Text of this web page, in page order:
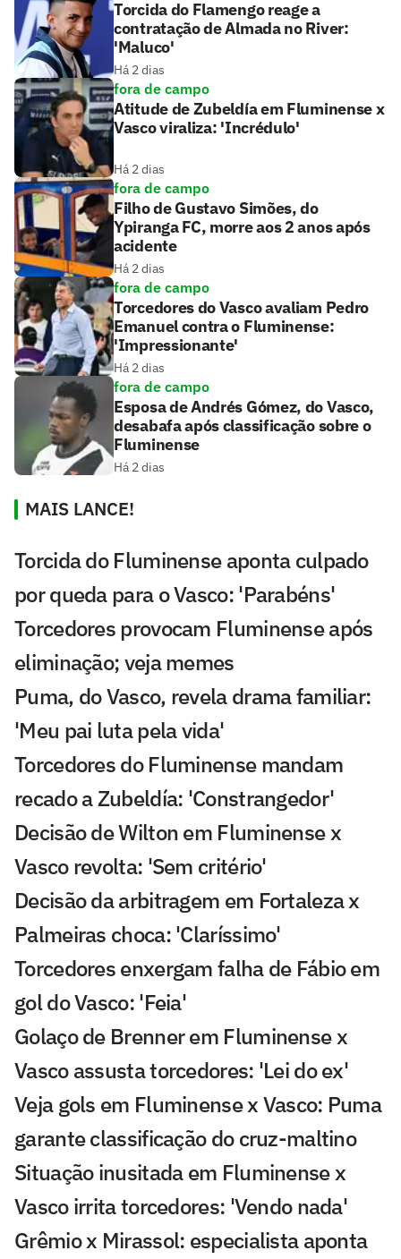
Torcida do Flamengo reage a
contratação de Almada no River:
'Maluco'
Há 2 dias
fora de campo
Atitude de Zubeldía em Fluminense x
Vasco viraliza: 'Incrédulo'
Há 2 dias
fora de campo
Filho de Gustavo Simões, do
Ypiranga FC, morre aos 2 anos após
acidente
Há 2 dias
fora de campo
Torcedores do Vasco avaliam Pedro
Emanuel contra o Fluminense:
'Impressionante'
Há 2 dias
fora de campo
Esposa de Andrés Gómez, do Vasco,
desabafa após classificação sobre o
Fluminense
Há 2 dias
MAIS LANCE!
Torcida do Fluminense aponta culpado
por queda para o Vasco: 'Parabéns'
Torcedores provocam Fluminense após
eliminação; veja memes
Puma, do Vasco, revela drama familiar:
'Meu pai luta pela vida'
Torcedores do Fluminense mandam
recado a Zubeldía: 'Constrangedor'
Decisão de Wilton em Fluminense x
Vasco revolta: 'Sem critério'
Decisão da arbitragem em Fortaleza x
Palmeiras choca: 'Claríssimo'
Torcedores enxergam falha de Fábio em
gol do Vasco: 'Feia'
Golaço de Brenner em Fluminense x
Vasco assusta torcedores: 'Lei do ex'
Veja gols em Fluminense x Vasco: Puma
garante classificação do cruz-maltino
Situação inusitada em Fluminense x
Vasco irrita torcedores: 'Vendo nada'
Grêmio x Mirassol: especialista aponta